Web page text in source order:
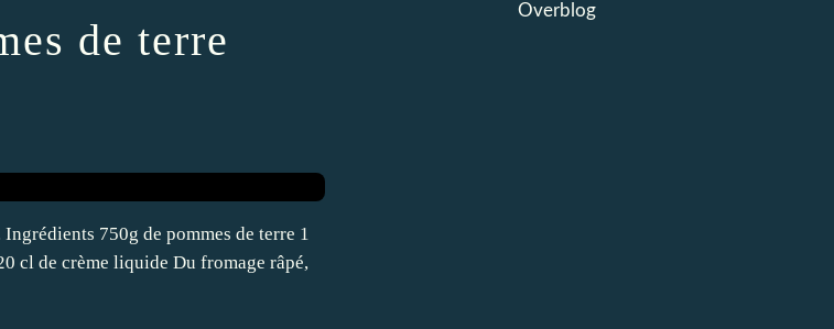
de terre
750g de pommes de terre 1
cl de crème liquide Du fromage râpé,
Overblog